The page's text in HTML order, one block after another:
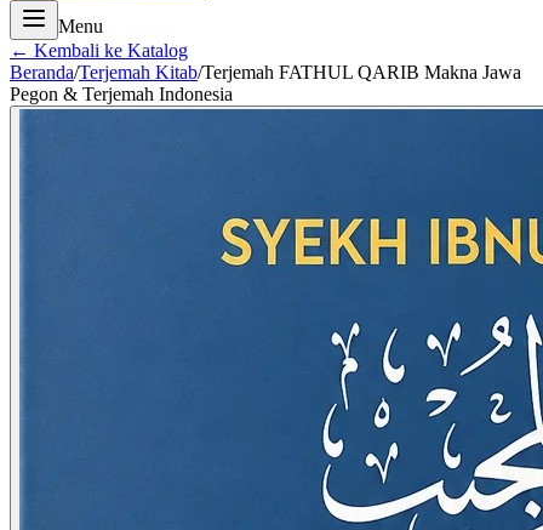
Menu
← Kembali ke Katalog
Beranda/Terjemah Kitab/Terjemah FATHUL QARIB Makna Jawa
Pegon & Terjemah Indonesia